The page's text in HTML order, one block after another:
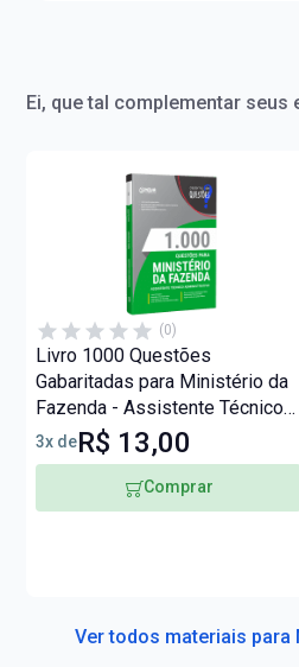
Ei, que tal complementar seus
(0)
Livro 1000 Questões
Gabaritadas para Ministério da
Fazenda - Assistente Técnico
Administrativo (ATA)
3x deR$ 13,00
Comprar
Ver todos materiais para